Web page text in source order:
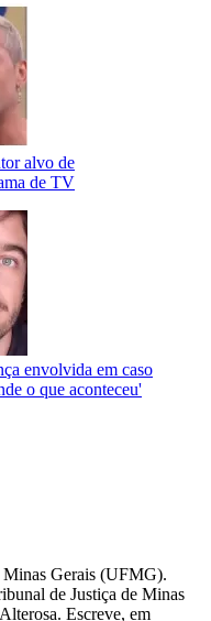
alvo de
de TV
envolvida em caso
o que aconteceu'
Minas Gerais (UFMG).
de Justiça de Minas
Escreve, em